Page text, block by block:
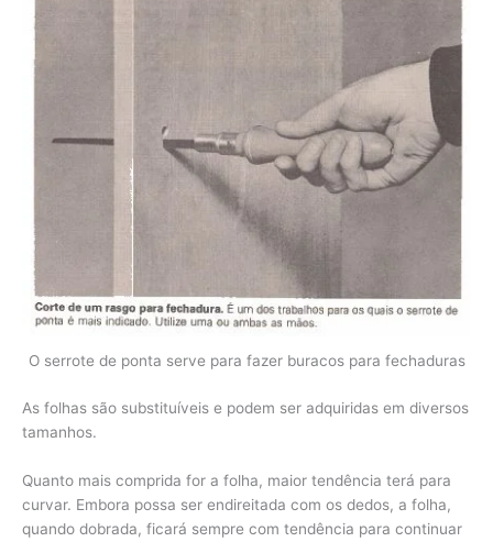
O serrote de ponta serve para fazer buracos para fechaduras
As folhas são substituíveis e podem ser adquiridas em diversos
tamanhos.
Quanto mais comprida for a folha, maior tendência terá para
curvar. Embora possa ser endireitada com os dedos, a folha,
quando dobrada, ficará sempre com tendência para continuar